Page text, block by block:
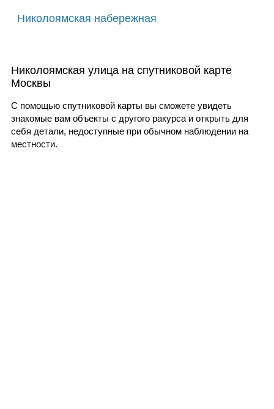
Николоямская набережная
Николоямская улица на спутниковой карте
Москвы
С помощью спутниковой карты вы сможете увидеть
знакомые вам объекты с другого ракурса и открыть для
себя детали, недоступные при обычном наблюдении на
местности.